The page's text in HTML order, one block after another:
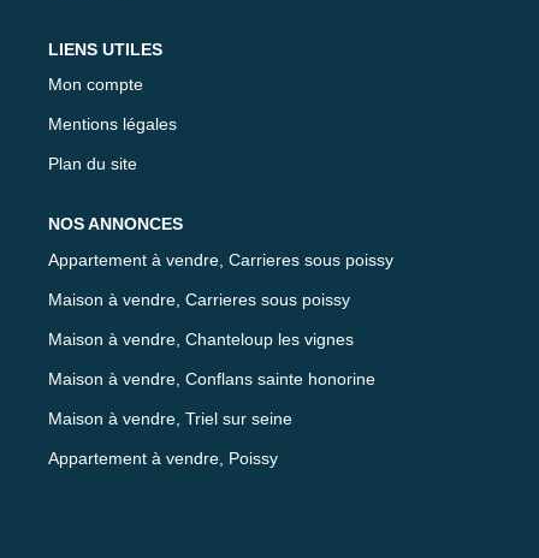
LIENS UTILES
Mon compte
Mentions légales
Plan du site
NOS ANNONCES
Appartement à vendre, Carrieres sous poissy
Maison à vendre, Carrieres sous poissy
Maison à vendre, Chanteloup les vignes
Maison à vendre, Conflans sainte honorine
Maison à vendre, Triel sur seine
Appartement à vendre, Poissy